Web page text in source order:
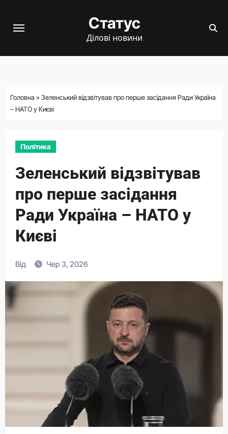
Статус
Ділові новини
Головна » Зеленський відзвітував про перше засідання Ради Україна
– НАТО у Києві
Політика
Зеленський відзвітував
про перше засідання
Ради Україна – НАТО у
Києві
Від Чер 3, 2026